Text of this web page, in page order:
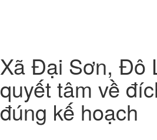
Xã Đại Sơn, Đô
quyết tâm về
đúng kế hoạch